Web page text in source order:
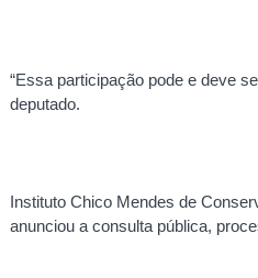
“Essa participação pode e deve
deputado.
Instituto Chico Mendes de
anunciou a consulta pública,